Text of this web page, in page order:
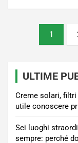
Paginazione
1
ULTIME
Creme solari,
utile conoscere
Sei luoghi
sempre: perché